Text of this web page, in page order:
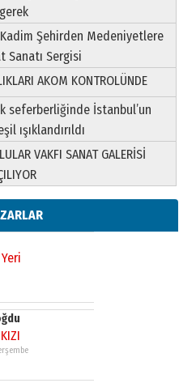
gerek
Şehirden Medeniyetlere
Sanatı Sergisi
AKOM KONTROLÜNDE
seferberliğinde İstanbul’un
ışıklandırıldı
VAKFI SANAT GALERİSİ
Şirin’e